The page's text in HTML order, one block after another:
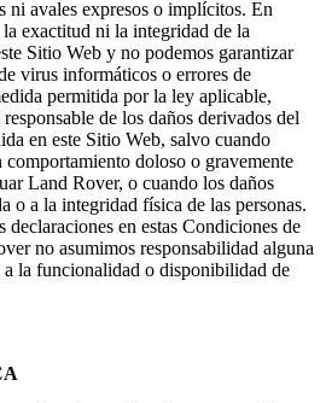
ni avales expresos o implícitos. En
exactitud ni la integridad de la
Sitio Web y no podemos garantizar
virus informáticos o errores de
permitida por la ley aplicable,
de los daños derivados del
en este Sitio Web, salvo cuando
comportamiento doloso o gravemente
Land Rover, o cuando los daños
o a la integridad física de las personas.
declaraciones en estas Condiciones de
no asumimos responsabilidad alguna
a la funcionalidad o disponibilidad de